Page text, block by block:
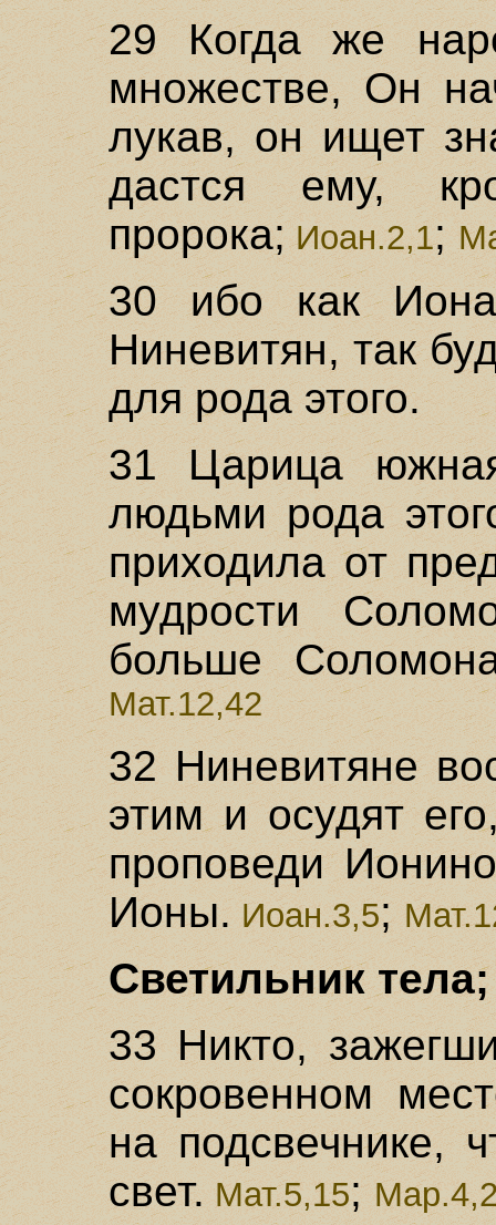
29 Когда же
множестве, Он
лукав, он ищет
дастся ему,
пророка; Иоан.2,1;
30 ибо как
Ниневитян, так
для рода этого.
31 Царица
людьми рода
приходила от
мудрости
больше
Мат.12,42
32 Ниневитяне
этим и осудят
проповеди
Ионы. Иоан.3,5;
Светильник
33 Никто,
сокровенном
на подсвечнике,
свет. Мат.5,15;